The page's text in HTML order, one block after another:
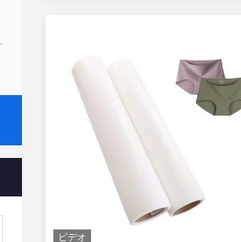
ビデオ